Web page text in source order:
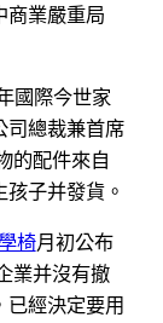
商業嚴重局
國際今世家
司總裁兼首席
的配件來自
子并發貨。
椅月初公布
業并沒有撤
已經決定要用